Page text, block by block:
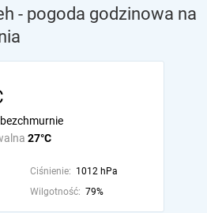
- pogoda godzinowa na
27°C
Ciśnienie: 1012 hPa
Wilgotność: 79%